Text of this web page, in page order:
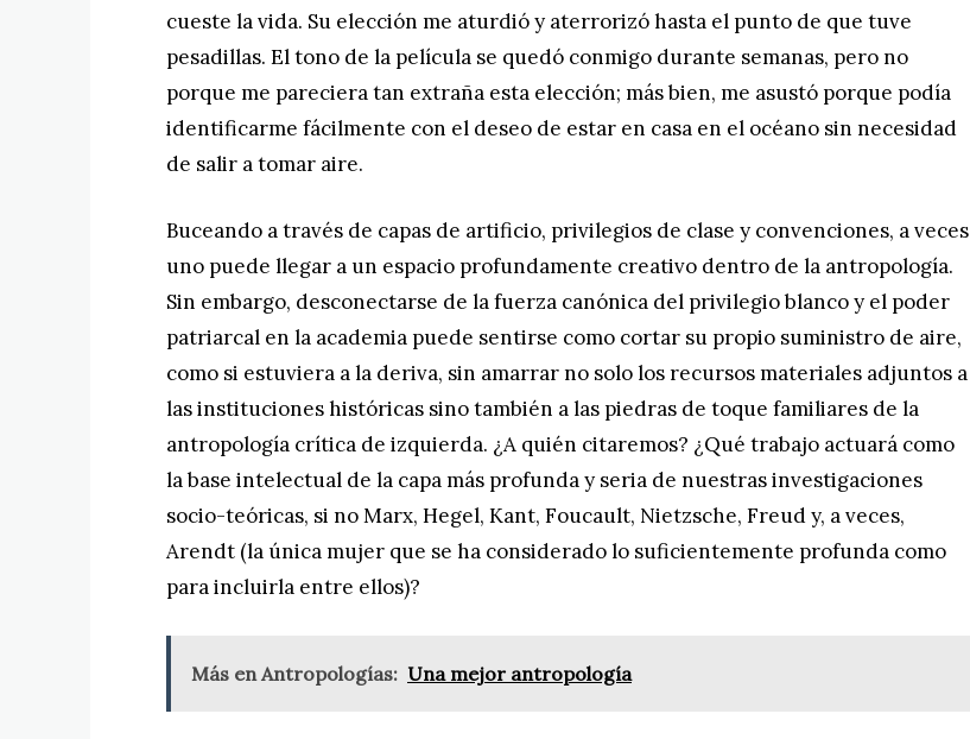
cueste la vida. Su elección me aturdió y aterrorizó hasta el punto de que tuve
pesadillas. El tono de la película se quedó conmigo durante semanas, pero no
porque me pareciera tan extraña esta elección; más bien, me asustó porque podía
identificarme fácilmente con el deseo de estar en casa en el océano sin necesidad
de salir a tomar aire.
Buceando a través de capas de artificio, privilegios de clase y convenciones, a veces
uno puede llegar a un espacio profundamente creativo dentro de la antropología.
Sin embargo, desconectarse de la fuerza canónica del privilegio blanco y el poder
patriarcal en la academia puede sentirse como cortar su propio suministro de aire,
como si estuviera a la deriva, sin amarrar no solo los recursos materiales adjuntos a
las instituciones históricas sino también a las piedras de toque familiares de la
antropología crítica de izquierda. ¿A quién citaremos? ¿Qué trabajo actuará como
la base intelectual de la capa más profunda y seria de nuestras investigaciones
socio-teóricas, si no Marx, Hegel, Kant, Foucault, Nietzsche, Freud y, a veces,
Arendt (la única mujer que se ha considerado lo suficientemente profunda como
para incluirla entre ellos)?
Más en Antropologías: Una mejor antropología